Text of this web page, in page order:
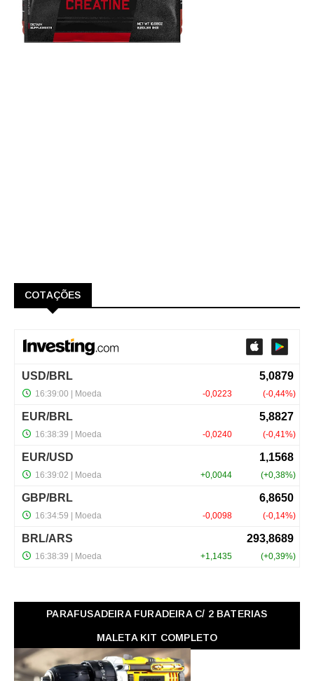
COTAÇÕES
PARAFUSADEIRA FURADEIRA C/ 2 BATERIAS
MALETA KIT COMPLETO